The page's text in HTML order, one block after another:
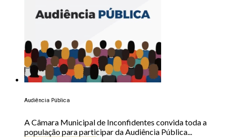
Audiência Pública
A Câmara Municipal de Inconfidentes convida toda a
população para participar da Audiência Pública...